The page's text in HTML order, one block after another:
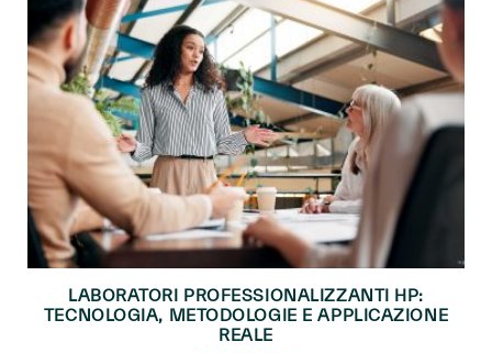
LABORATORI PROFESSIONALIZZANTI HP:
TECNOLOGIA, METODOLOGIE E APPLICAZIONE
REALE